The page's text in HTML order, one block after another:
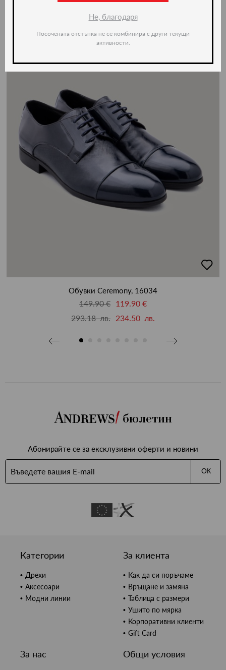
в
Обувки Ceremony, 16034
149.90 € 119.90 €
293.18 лв. 234.50 лв.
бюлетин
Абонирайте се за ексклузивни оферти и новини
ОК
Категории
Дрехи
Аксесоари
Модни линии
За клиента
Как да си поръчаме
Връщане и замяна
Таблица с размери
Ушито по мярка
Корпоративни клиенти
Gift Card
За нас Общи условия
Не, благодаря
Посочената отстъпка не се комбинира с други текущи
активности.